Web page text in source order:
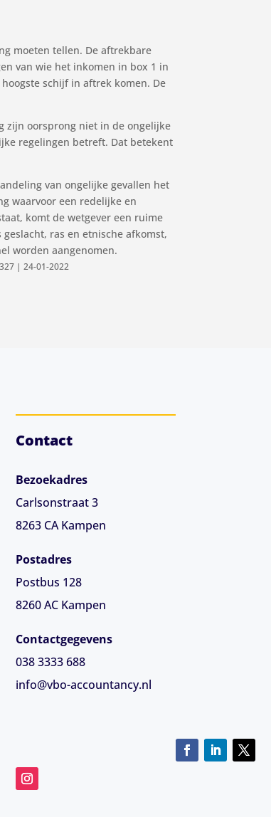
moeten tellen. De aftrekbare
van wie het inkomen in box 1 in
schijf in aftrek komen. De
zijn oorsprong niet in de ongelijke
regelingen betreft. Dat betekent
van ongelijke gevallen het
waarvoor een redelijke en
komt de wetgever een ruime
ras en etnische afkomst,
worden aangenomen.
| 24-01-2022
Contact
Bezoekadres
Carlsonstraat 3
8263 CA Kampen
Postadres
Postbus 128
8260 AC Kampen
Contactgegevens
038 3333 688
info@vbo-accountancy.nl